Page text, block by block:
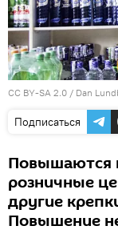
CC BY-SA 2.0 / Dan
Подписаться
Повышаются
розничные
другие
Повышение